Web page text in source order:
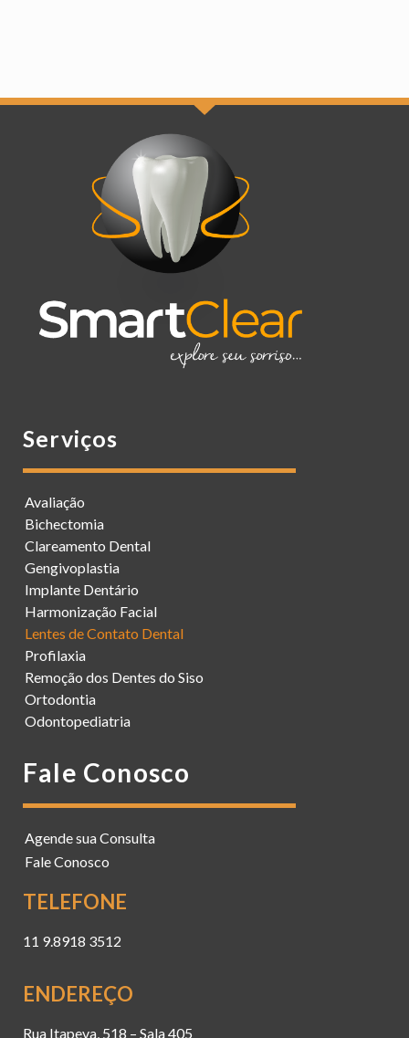
Serviços
Avaliação
Bichectomia
Clareamento Dental
Gengivoplastia
Implante Dentário
Harmonização Facial
Lentes de Contato Dental
Profilaxia
Remoção dos Dentes do Siso
Ortodontia
Odontopediatria
Fale Conosco
Agende sua Consulta
Fale Conosco
TELEFONE
11 9.8918 3512
ENDEREÇO
Rua Itapeva, 518 – Sala 405